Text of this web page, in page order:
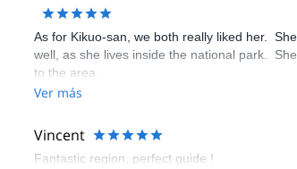
As for Kikuo-san, we both really liked her.
well, as she lives inside the national park.
to the area.
Ver más
Vincent
Fantastic region, perfect guide !